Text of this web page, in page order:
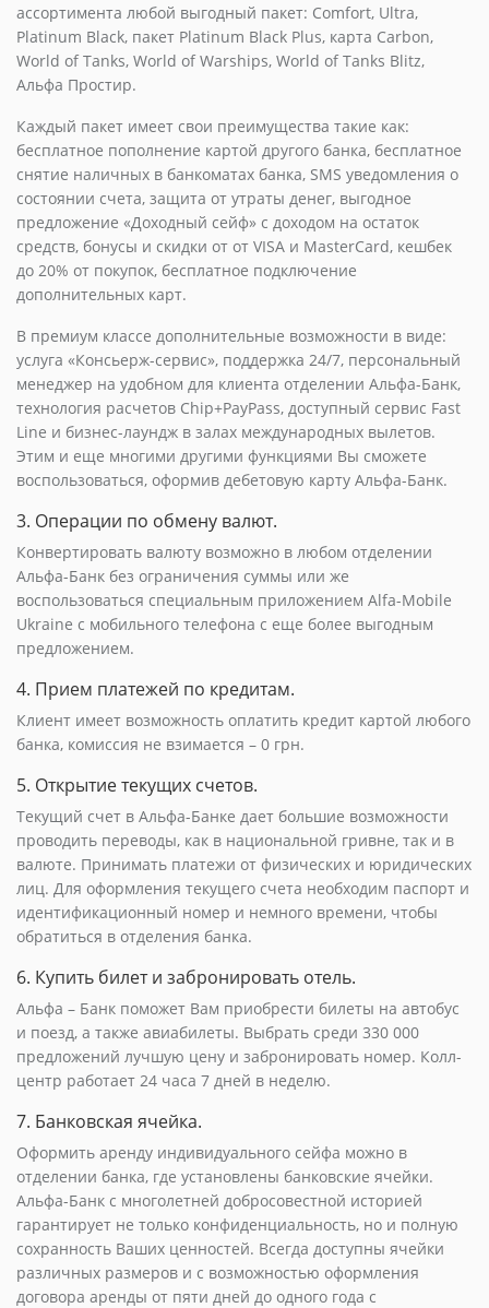
ассортимента любой выгодный пакет: Comfort, Ultra,
Platinum Black, пакет Platinum Black Plus, карта Carbon,
World of Tanks, World of Warships, World of Tanks Blitz,
Альфа Простир.
Каждый пакет имеет свои преимущества такие как:
бесплатное пополнение картой другого банка, бесплатное
снятие наличных в банкоматах банка, SMS уведомления о
состоянии счета, защита от утраты денег, выгодное
предложение «Доходный сейф» с доходом на остаток
средств, бонусы и скидки от от VISA и MasterCard, кешбек
до 20% от покупок, бесплатное подключение
дополнительных карт.
В премиум классе дополнительные возможности в виде:
услуга «Консьерж-сервис», поддержка 24/7, персональный
менеджер на удобном для клиента отделении Альфа-Банк,
технология расчетов Chip+PayPass, доступный сервис Fast
Line и бизнес-лаундж в залах международных вылетов.
Этим и еще многими другими функциями Вы сможете
воспользоваться, оформив дебетовую карту Альфа-Банк.
3. Операции по обмену валют.
Конвертировать валюту возможно в любом отделении
Альфа-Банк без ограничения суммы или же
воспользоваться специальным приложением Alfa-Mobile
Ukraine с мобильного телефона с еще более выгодным
предложением.
4. Прием платежей по кредитам.
Клиент имеет возможность оплатить кредит картой любого
банка, комиссия не взимается – 0 грн.
5. Открытие текущих счетов.
Текущий счет в Альфа-Банке дает большие возможности
проводить переводы, как в национальной гривне, так и в
валюте. Принимать платежи от физических и юридических
лиц. Для оформления текущего счета необходим паспорт и
идентификационный номер и немного времени, чтобы
обратиться в отделения банка.
6. Купить билет и забронировать отель.
Альфа – Банк поможет Вам приобрести билеты на автобус
и поезд, а также авиабилеты. Выбрать среди 330 000
предложений лучшую цену и забронировать номер. Колл-
центр работает 24 часа 7 дней в неделю.
7. Банковская ячейка.
Оформить аренду индивидуального сейфа можно в
отделении банка, где установлены банковские ячейки.
Альфа-Банк с многолетней добросовестной историей
гарантирует не только конфиденциальность, но и полную
сохранность Ваших ценностей. Всегда доступны ячейки
различных размеров и с возможностью оформления
договора аренды от пяти дней до одного года с